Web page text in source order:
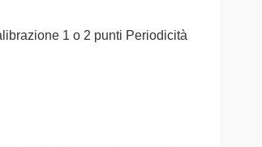
1 o 2 punti Periodicità